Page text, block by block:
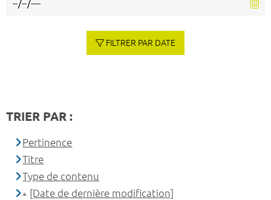
FILTRER PAR DATE
TRIER PAR :
Pertinence
Titre
Type de contenu
[Date de dernière modification]